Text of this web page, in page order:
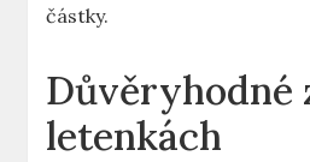
částky.
Důvěryhodné
letenkách